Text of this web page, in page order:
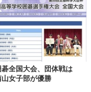
全国大会、団体戦は
女子部が優勝